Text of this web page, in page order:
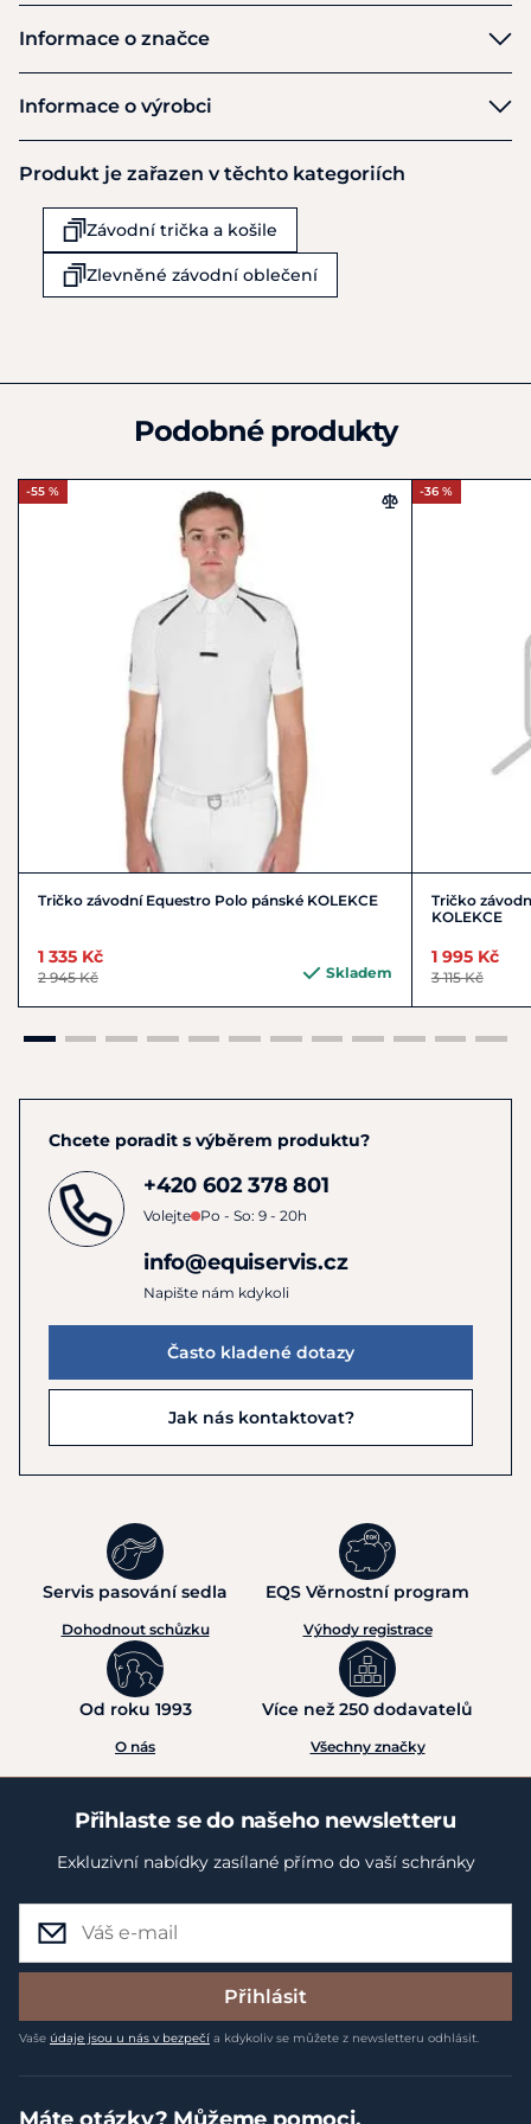
Pokyny k péči: Lze prát na 30 stupňů Celsia na cyklus
jemného praní.
Informace o značce
Equestro
Informace o výrobci
AmaHorse Trading S.r.l
Via Citernese 112
San Giustino
Produkt je zařazen v těchto kategoriích
Závodní trička a košile
Zlevněné závodní oblečení
Podobné produkty
-55 %
Tričko závodní Equestro Polo pánské KOLEKCE
1 335 Kč
2 945 Kč Skladem
-36 %
Tričko
KOLEKCE
1 995 Kč
3 115 Kč
Chcete poradit s výběrem produktu?
+420 602 378 801
Volejte Po - So: 9 - 20h
info@equiservis.cz
Napište nám kdykoli
Často kladené dotazy
Jak nás kontaktovat?
Servis pasování sedla
Dohodnout schůzku
EQS Věrnostní program
Výhody registrace
Od roku 1993
O nás
Více než 250 dodavatelů
Všechny značky
Přihlaste se do našeho newsletteru
Exkluzivní nabídky zasílané přímo do vaší schránky
Přihlásit
Vaše údaje jsou u nás v bezpečí a kdykoliv se můžete z newsletteru odhlásit.